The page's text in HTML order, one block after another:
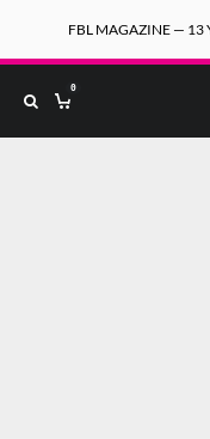
FBL MAGAZINE — 13
0